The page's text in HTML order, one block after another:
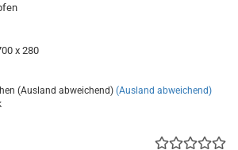
x 280
(Ausland abweichend) (Ausland abweichend)